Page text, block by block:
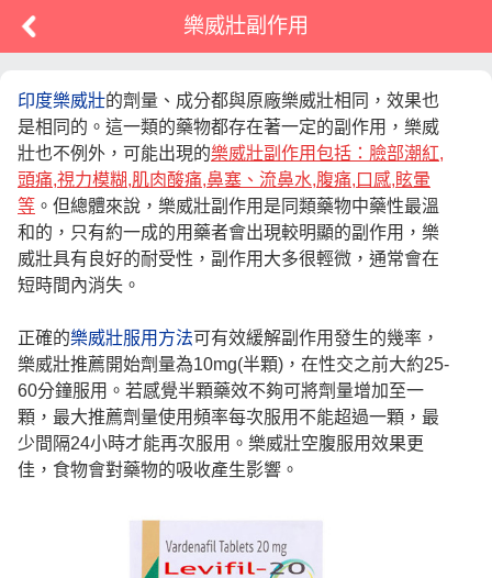
樂威壯副作用
印度樂威壯的劑量、成分都與原廠樂威壯相同，效果也
是相同的。這一類的藥物都存在著一定的副作用，樂威
壯也不例外，可能出現的樂威壯副作用包括：臉部潮紅,
頭痛,視力模糊,肌肉酸痛,鼻塞、流鼻水,腹痛,口感,眩暈
等 。但總體來說，樂威壯副作用是同類藥物中藥性最溫
和的，只有約一成的用藥者會出現較明顯的副作用，樂
威壯具有良好的耐受性，副作用大多很輕微，通常會在
短時間內消失 。
正確的樂威壯服用方法可有效緩解副作用發生的幾率，
樂威壯推薦開始劑量為10mg(半顆)，在性交之前大約25-
60分鐘服用。若感覺半顆藥效不夠可將劑量增加至一
顆，最大推薦劑量使用頻率每次服用不能超過一顆，最
少間隔24小時才能再次服用。樂威壯空腹服用效果更
佳，食物會對藥物的吸收產生影響。